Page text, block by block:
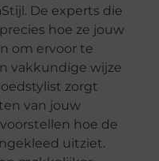
De experts die
hoe ze jouw
om ervoor te
vakkundige wijze
zorgt
van jouw
hoe de
uitziet.